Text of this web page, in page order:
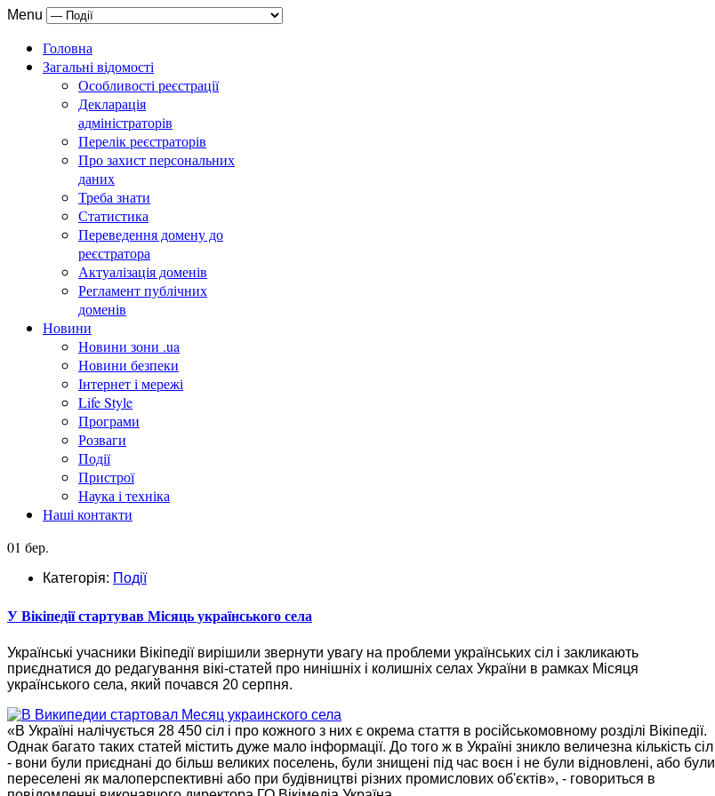
Menu
Головна
Загальні відомості
Особливості реєстрації
Декларація
адміністраторів
Перелік реєстраторів
Про захист персональних
даних
Треба знати
Статистика
Переведення домену до
реєстратора
Актуалізація доменів
Регламент публічних
доменів
Новини
Новини зони .ua
Новини безпеки
Інтернет і мережі
Life Style
Програми
Розваги
Події
Пристрої
Наука і техніка
Наші контакти
01 бер.
Категорія: Події
У Вікіпедії стартував Місяць українського села
Українські учасники Вікіпедії вирішили звернути увагу на проблеми українських сіл і закликають
приєднатися до редагування вікі-статей про нинішніх і колишніх селах України в рамках Місяця
українського села, який почався 20 серпня.
«В Україні налічується 28 450 сіл і про кожного з них є окрема стаття в російськомовному розділі Вікіпедії.
Однак багато таких статей містить дуже мало інформації. До того ж в Україні зникло величезна кількість сіл
- вони були приєднані до більш великих поселень, були знищені під час воєн і не були відновлені, або були
переселені як малоперспективні або при будівництві різних промислових об'єктів», - говориться в